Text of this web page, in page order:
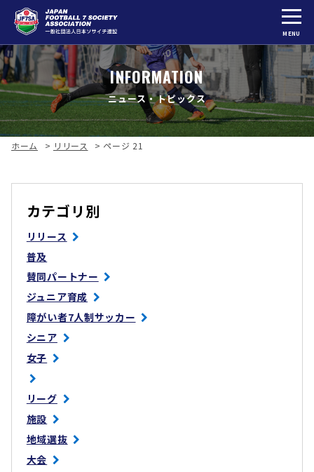
MENU
INFORMATION
ニュース・トピックス
ホーム > リリース > ページ 21
カテゴリ別
リリース
普及
賛同パートナー
ジュニア育成
障がい者7人制サッカー
シニア
女子
リーグ
施設
地域選抜
大会